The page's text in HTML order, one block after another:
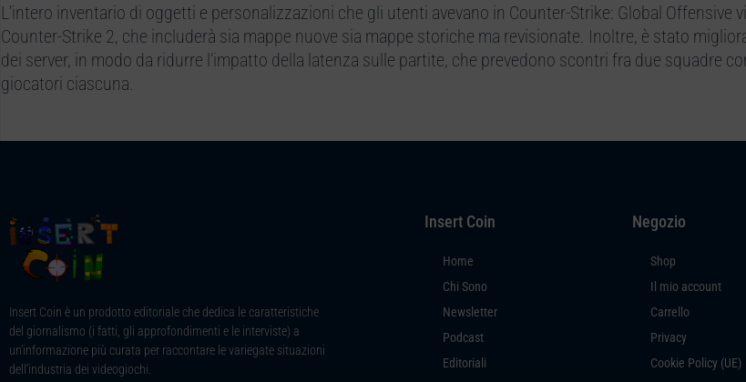
L’intero inventario di oggetti e personalizzazioni che gli utenti avevano in Counter-Strike: Global Offensive
Counter-Strike 2, che includerà sia mappe nuove sia mappe storiche ma revisionate. Inoltre, è stato
dei server, in modo da ridurre l’impatto della latenza sulle partite, che prevedono scontri fra due squadre
giocatori ciascuna.
Insert Coin è un prodotto editoriale che dedica le caratteristiche
del giornalismo (i fatti, gli approfondimenti e le interviste) a
un’informazione più curata per raccontare le variegate situazioni
dell’industria dei videogiochi.
Insert Coin
Home
Chi Sono
Newsletter
Podcast
Editoriali
Negozio
Shop
Il mio account
Carrello
Privacy
Cookie Policy (UE)